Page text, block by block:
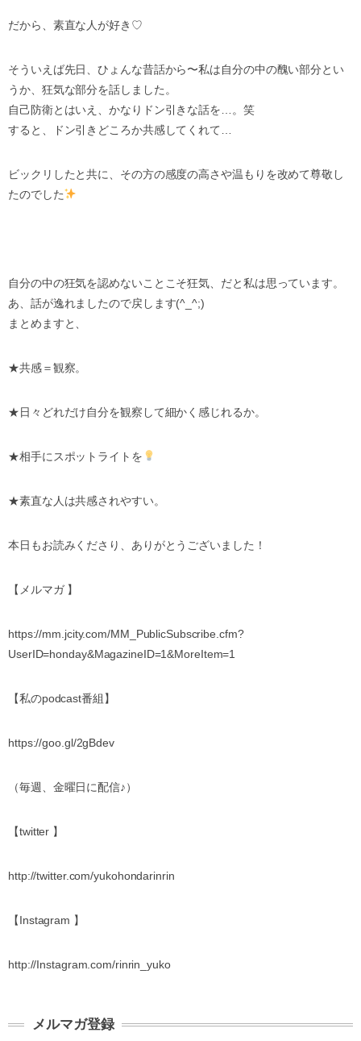
だから、素直な人が好き♡
そういえば先日、ひょんな昔話から〜私は自分の中の醜い部分とい
うか、狂気な部分を話しました。
自己防衛とはいえ、かなりドン引きな話を…。笑
すると、ドン引きどころか共感してくれて…
ビックリしたと共に、その方の感度の高さや温もりを改めて尊敬し
たのでした
自分の中の狂気を認めないことこそ狂気、だと私は思っています。
あ、話が逸れましたので戻します(^_^;)
まとめますと、
★共感＝観察。
★日々どれだけ自分を観察して細かく感じれるか。
★相手にスポットライトを
★素直な人は共感されやすい。
本日もお読みくださり、ありがとうございました！
【メルマガ 】
https://mm.jcity.com/MM_PublicSubscribe.cfm?
UserID=honday&MagazineID=1&MoreItem=1
【私のpodcast番組】
https://goo.gl/2gBdev
（毎週、金曜日に配信♪）
【twitter 】
http://twitter.com/yukohondarinrin
【Instagram 】
http://Instagram.com/rinrin_yuko
メルマガ登録